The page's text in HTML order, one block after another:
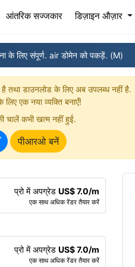
आंतरिक सज्जकार(current)
डिज़ाइन औज़ार
के लिए संपूर्ण. air डोमेन को पकड़ें. (M)
है तथा डाउनलोड के लिए अब उपलब्ध नहीं है.
लिए एक नया व्यक्‍ति बनाएँ!
चालें कभी खत्म नहीं हुई.
पीआरओ बनें
प्रो में अपग्रेड US$ 7.0/m
एक साथ अधिक रेंडर तैयार करें
प्रो में अपग्रेड US$ 7.0/m
एक साथ अधिक रेंडर तैयार करें